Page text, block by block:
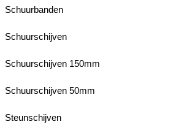
Schuurbanden
Schuurschijven
Schuurschijven 150mm
Schuurschijven 50mm
Steunschijven